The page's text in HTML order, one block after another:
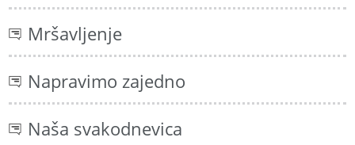
Mršavljenje
Napravimo zajedno
Naša svakodnevica